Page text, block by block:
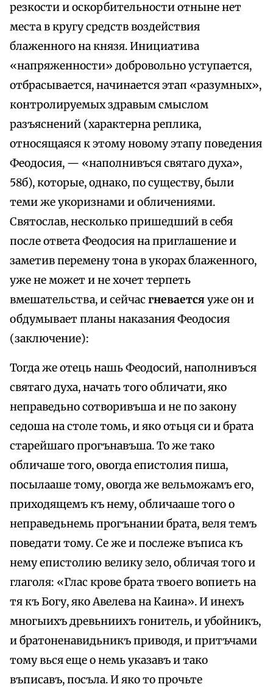
резкости и оскорбительности отныне нет
места в кругу средств воздействия
блаженного на князя. Инициатива
«напряженности» добровольно уступается,
отбрасывается, начинается этап «разумных»,
контролируемых здравым смыслом
разъяснений (характерна реплика,
относящаяся к этому новому этапу поведения
Феодосия, — «наполнивъся святаго духа»,
58б), которые, однако, по существу, были
теми же укоризнами и обличениями.
Святослав, несколько пришедший в себя
после ответа Феодосия на приглашение и
заметив перемену тона в укорах блаженного,
уже не может и не хочет терпеть
вмешательства, и сейчасгневаетсяуже он и
обдумывает планы наказания Феодосия
(заключение):
Тогда же отець нашь Феодосий, наполнивъся
святаго духа, начать того обличати, яко
неправедьно сотворивъша и не по закону
седоша на столе томь, и яко отьця си и брата
старейшаго прогънавъша. То же тако
обличаше того, овогда епистолия пиша,
посылааше тому, овогда же вельможамъ его,
приходящемъ къ нему, обличааше того о
неправедьнемь прогънании брата, веля темъ
поведати тому. Се же и послеже въписа къ
нему епистолию велику зело, обличая того и
глаголя: «Глас крове брата твоего вопиеть на
тя къ Богу, яко Авелева на Каина». И инехъ
многыихъ древьниихъ гонитель, и убойникъ,
и братоненавидьникъ приводя, и притъчами
тому вься еще о немь указавъ и тако
въписавъ, посъла. И яко то прочьте